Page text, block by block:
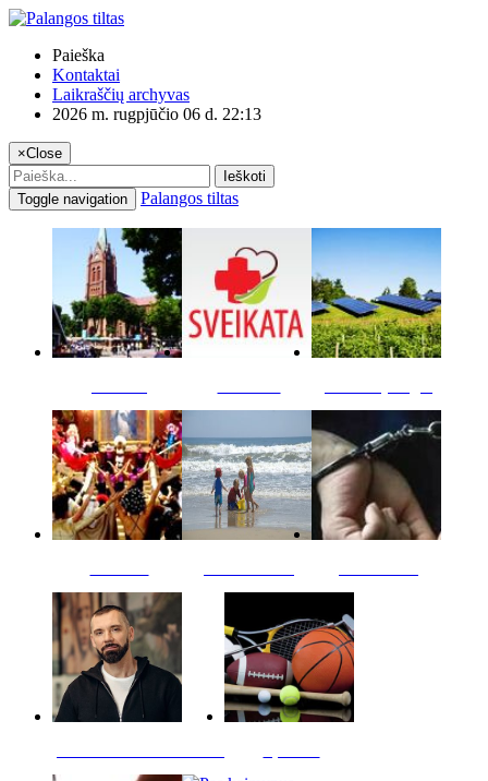
Paieška
Kontaktai
Laikraščių archyvas
2026 m. rugpjūčio 06 d. 22:13
×Close
Ieškoti
Toggle navigation
Palangos tiltas